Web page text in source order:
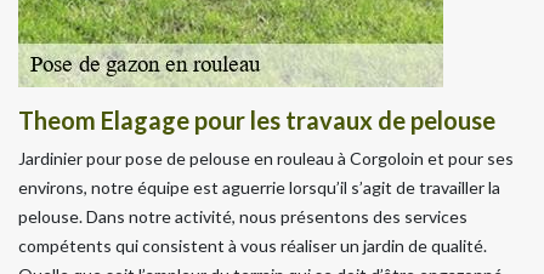
Theom Elagage pour les travaux de pelouse
Jardinier pour pose de pelouse en rouleau à Corgoloin et pour ses
environs, notre équipe est aguerrie lorsqu’il s’agit de travailler la
pelouse. Dans notre activité, nous présentons des services
compétents qui consistent à vous réaliser un jardin de qualité.